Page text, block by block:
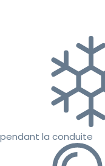
pendant la conduite